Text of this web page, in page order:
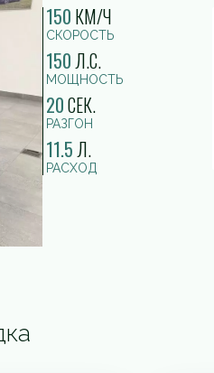
150 КМ/Ч
СКОРОСТЬ
150Л.С.
МОЩНОСТЬ
20СЕК.
РАЗГОН
11.5Л.
РАСХОД